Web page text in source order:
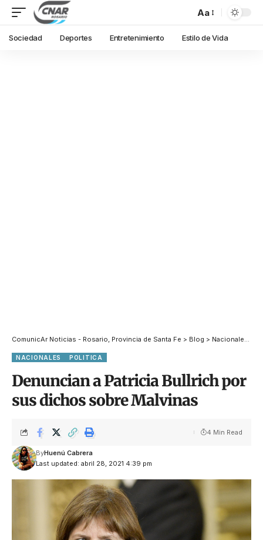
Aa
Sociedad Deportes Entretenimiento Estilo de Vida
ComunicAr Noticias - Rosario, Provincia de Santa Fe > Blog > Nacionales >
NACIONALES POLITICA
Denuncian a Patricia Bullrich por
sus dichos sobre Malvinas
Last updated: abril 28, 2021 4:39 pm
ByHuenú Cabrera
4 Min Read